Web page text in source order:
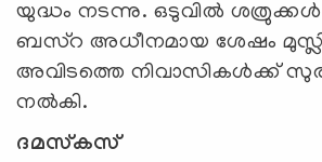
യുദ്ധം നടന്നു. ഒടുവില്‍ ശത്രുക്കള്‍
ബസ്‌റ അധീനമായ ശേഷം
അവിടത്തെ നിവാസികള്‍ക്ക്
നല്‍കി.
ദമസ്‌കസ്